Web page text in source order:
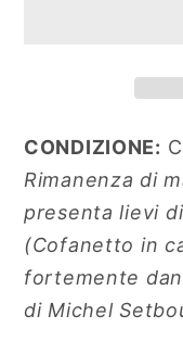
CONDIZIONE:
Rimanenza di
presenta lievi
(Cofanetto in
fortemente
di Michel